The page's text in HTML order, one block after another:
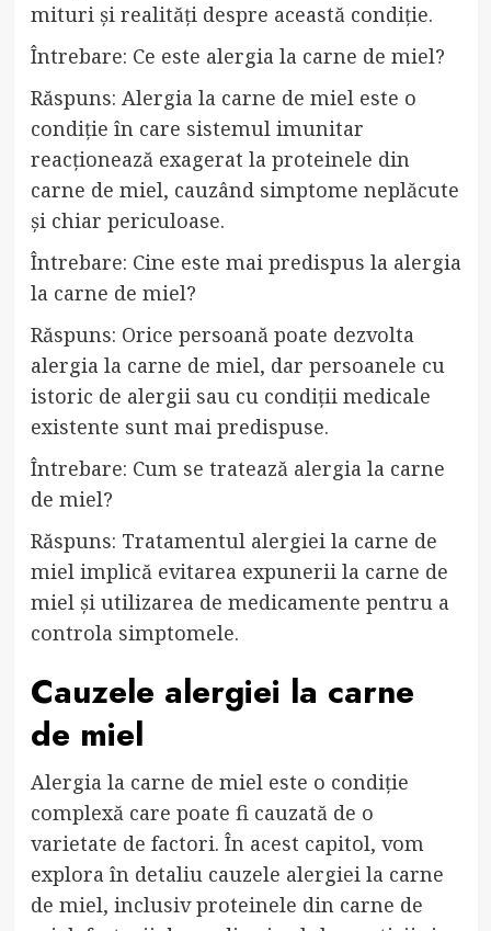
mituri și realități despre această condiție.
Întrebare: Ce este alergia la carne de miel?
Răspuns: Alergia la carne de miel este o
condiție în care sistemul imunitar
reacționează exagerat la proteinele din
carne de miel, cauzând simptome neplăcute
și chiar periculoase.
Întrebare: Cine este mai predispus la alergia
la carne de miel?
Răspuns: Orice persoană poate dezvolta
alergia la carne de miel, dar persoanele cu
istoric de alergii sau cu condiții medicale
existente sunt mai predispuse.
Întrebare: Cum se tratează alergia la carne
de miel?
Răspuns: Tratamentul alergiei la carne de
miel implică evitarea expunerii la carne de
miel și utilizarea de medicamente pentru a
controla simptomele.
Cauzele alergiei la carne
de miel
Alergia la carne de miel este o condiție
complexă care poate fi cauzată de o
varietate de factori. În acest capitol, vom
explora în detaliu cauzele alergiei la carne
de miel, inclusiv proteinele din carne de